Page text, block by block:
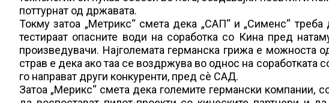
поттурнат од државата.
Токму затоа „Метрикс“ смета дека „САП“ и „Сименс“
тестираат опасните води на соработка со Кина пред
произведувачи. Најголемата германска грижа е можноста
страв е дека ако таа се воздржува во однос на соработката
го направат други конкуренти, пред сѐ САД.
Затоа „Мерикс“ смета дека големите германски компании,